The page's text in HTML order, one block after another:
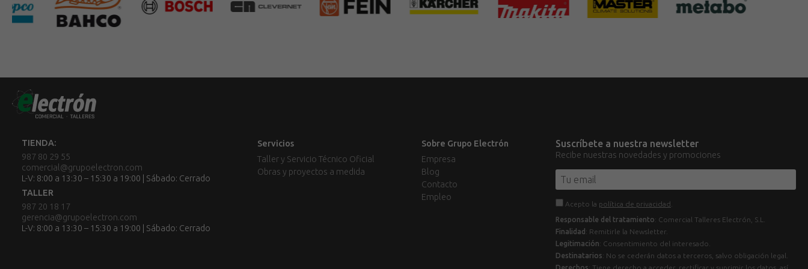
TIENDA:
987 80 29 55
comercial@grupoelectron.com
L-V: 8:00 a 13:30 – 15:30 a 19:00 | Sábado: Cerrado
TALLER
987 20 18 17
gerencia@grupoelectron.com
L-V: 8:00 a 13:30 – 15:30 a 19:00 | Sábado: Cerrado
Servicios
Taller y Servicio Técnico Oficial
Obras y proyectos a medida
Sobre Grupo Electrón
Empresa
Blog
Contacto
Empleo
Suscríbete a nuestra newsletter
Recibe nuestras novedades y promociones
Acepto la política de privacidad
Responsable del tratamiento: Comercial Talleres Electrón, S.L.
Finalidad : Remitirle la Newsletter.
Legitimación: Consentimiento del interesado.
Destinatarios: No se cederán datos a terceros, salvo obligación legal.
Derechos: Tiene derecho a acceder, rectificar y suprimir los datos, así